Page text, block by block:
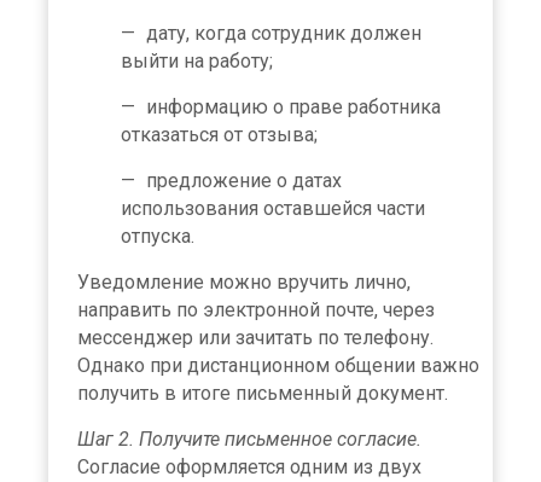
дату, когда сотрудник должен
выйти на работу;
информацию о праве работника
отказаться от отзыва;
предложение о датах
использования оставшейся части
отпуска.
Уведомление можно вручить лично,
направить по электронной почте, через
мессенджер или зачитать по телефону.
Однако при дистанционном общении важно
получить в итоге письменный документ.
Шаг 2. Получите письменное согласие.
Согласие оформляется одним из двух